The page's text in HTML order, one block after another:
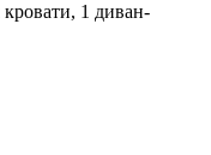
кровати, 1 диван-